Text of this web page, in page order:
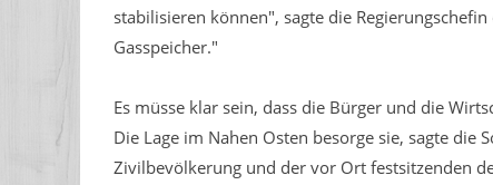
stabilisieren können", sagte die
Gasspeicher."
Es müsse klar sein, dass die Bürger und die
Die Lage im Nahen Osten besorge sie, sagte
Zivilbevölkerung und der vor Ort festsitzenden